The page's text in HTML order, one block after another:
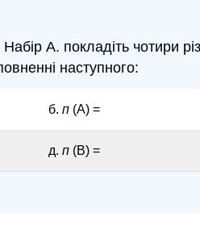
A. покладіть чотири
наступного:
б. п (А) =
д. п (В) =